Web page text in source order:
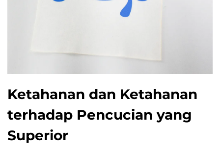
Ketahanan dan Ketahanan
terhadap Pencucian yang
Superior